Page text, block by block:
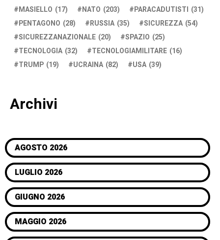
MASIELLO (17) NATO (203) PARACADUTISTI (31)
PENTAGONO (28) RUSSIA (35) SICUREZZA (54)
SICUREZZANAZIONALE (20) SPAZIO (25)
TECNOLOGIA (32) TECNOLOGIAMILITARE (16)
TRUMP (19) UCRAINA (82) USA (39)
Archivi
AGOSTO 2026
LUGLIO 2026
GIUGNO 2026
MAGGIO 2026